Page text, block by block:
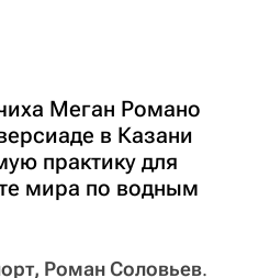
Меган Романо
в Казани
практику для
мира по водным
Роман Соловьев.